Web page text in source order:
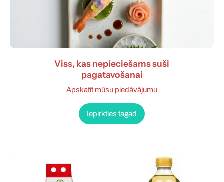
Viss, kas nepieciešams suši
pagatavošanai
Apskatīt mūsu piedāvājumu
Iepirkties tagad